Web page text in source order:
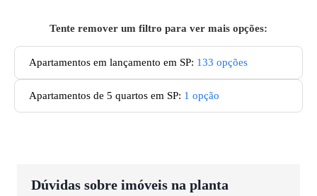
Tente remover um filtro para ver mais opções:
Apartamentos em lançamento em SP: 133 opções
Apartamentos de 5 quartos em SP: 1 opção
Dúvidas sobre imóveis na planta